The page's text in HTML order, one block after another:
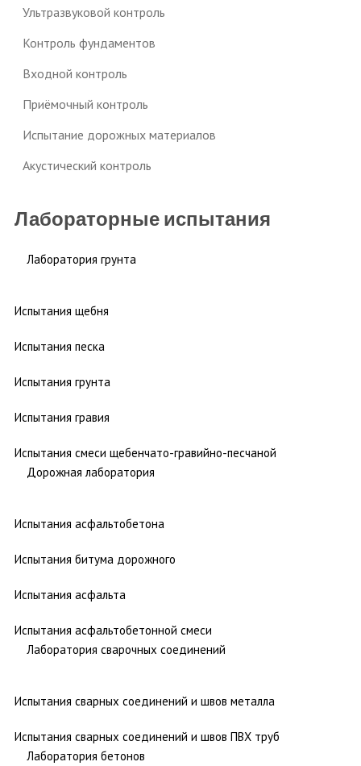
Ультразвуковой контроль
Контроль фундаментов
Входной контроль
Приёмочный контроль
Испытание дорожных материалов
Акустический контроль
Лабораторные испытания
Лаборатория грунта
Испытания щебня
Испытания песка
Испытания грунта
Испытания гравия
Испытания смеси щебенчато-гравийно-песчаной
Дорожная лаборатория
Испытания асфальтобетона
Испытания битума дорожного
Испытания асфальта
Испытания асфальтобетонной смеси
Лаборатория сварочных соединений
Испытания сварных соединений и швов металла
Испытания сварных соединений и швов ПВХ труб
Лаборатория бетонов